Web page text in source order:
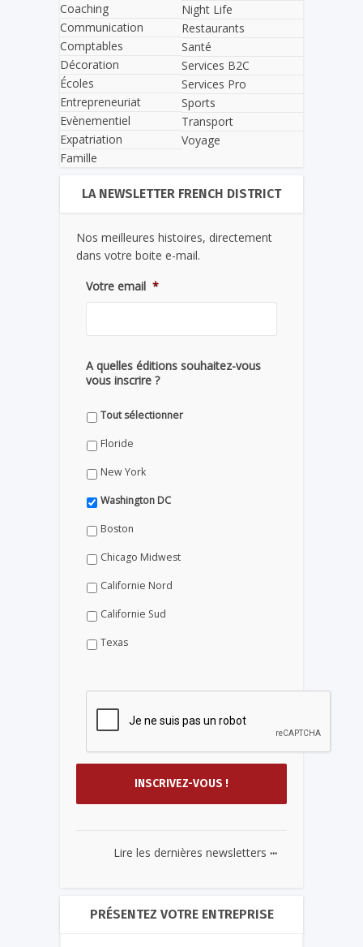
Coaching
Communication
Comptables
Décoration
Écoles
Entrepreneuriat
Evènementiel
Expatriation
Famille
Night Life
Restaurants
Santé
Services B2C
Services Pro
Sports
Transport
Voyage
LA NEWSLETTER FRENCH DISTRICT
Nos meilleures histoires, directement
dans votre boite e-mail.
Votre email *
A quelles éditions souhaitez-vous
vous inscrire ?
Tout sélectionner
Floride
New York
Washington DC
Boston
Chicago Midwest
Californie Nord
Californie Sud
Texas
Lire les dernières newsletters ...
PRÉSENTEZ VOTRE ENTREPRISE